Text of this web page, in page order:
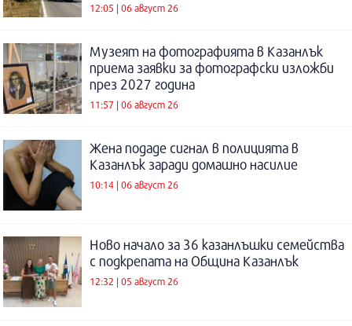
12:05 | 06 август 26
Музеят на фотографията в Казанлък
приема заявки за фотографски изложби
през 2027 година
11:57 | 06 август 26
Жена подаде сигнал в полицията в
Казанлък заради домашно насилие
10:14 | 06 август 26
Ново начало за 36 казанлъшки семейства
с подкрепата на Община Казанлък
12:32 | 05 август 26